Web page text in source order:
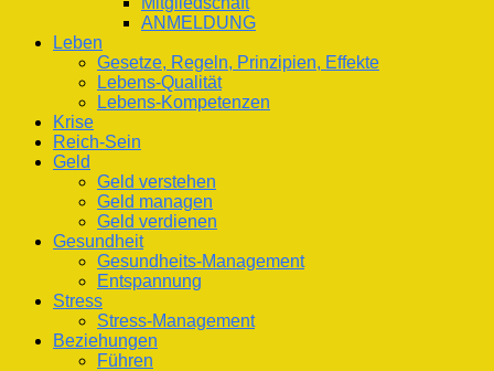
ANMELDUNG
Leben
Gesetze, Regeln, Prinzipien, Effekte
Lebens-Qualität
Lebens-Kompetenzen
Krise
Reich-Sein
Geld
Geld verstehen
Geld managen
Geld verdienen
Gesundheit
Gesundheits-Management
Entspannung
Stress
Stress-Management
Beziehungen
Führen